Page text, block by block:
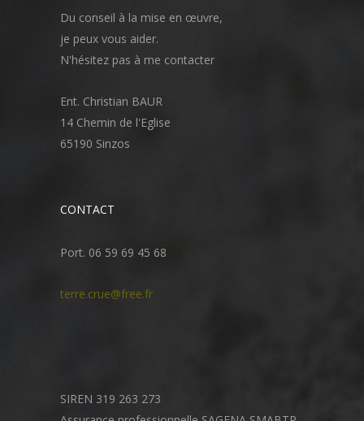
Du conseil à la mise en œuvre,
je peux vous aider.
N'hésitez pas à me contacter
Ent. Christian BAUR
14 Chemin de l'Eglise
65190 Sinzos
CONTACT
Port. 06 59 69 45 68
terre.crue@free.fr
SIREN 319 263 273